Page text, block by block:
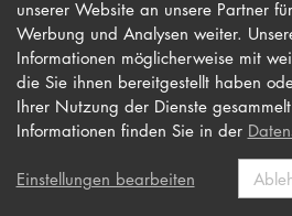
Impressum
Datenschutz
Kontakt
unserer Website an unsere Partner
Werbung und Analysen weiter.
Informationen möglicherweise mit
die Sie ihnen bereitgestellt haben
Ihrer Nutzung der Dienste
Informationen finden Sie in der
Einstellungen bearbeiten